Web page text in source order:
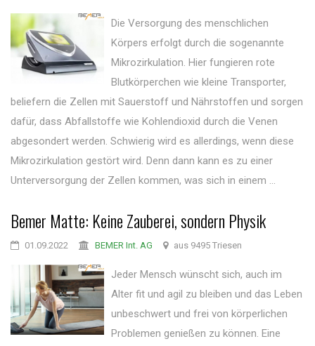
Die Versorgung des menschlichen
Körpers erfolgt durch die sogenannte
Mikrozirkulation. Hier fungieren rote
Blutkörperchen wie kleine Transporter,
beliefern die Zellen mit Sauerstoff und Nährstoffen und sorgen
dafür, dass Abfallstoffe wie Kohlendioxid durch die Venen
abgesondert werden. Schwierig wird es allerdings, wenn diese
Mikrozirkulation gestört wird. Denn dann kann es zu einer
Unterversorgung der Zellen kommen, was sich in einem ...
Bemer Matte: Keine Zauberei, sondern Physik
01.09.2022 BEMER Int. AG aus 9495 Triesen
Jeder Mensch wünscht sich, auch im
Alter fit und agil zu bleiben und das Leben
unbeschwert und frei von körperlichen
Problemen genießen zu können. Eine